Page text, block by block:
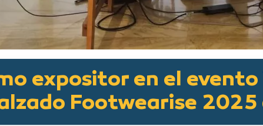
expositor en el
Footwearise